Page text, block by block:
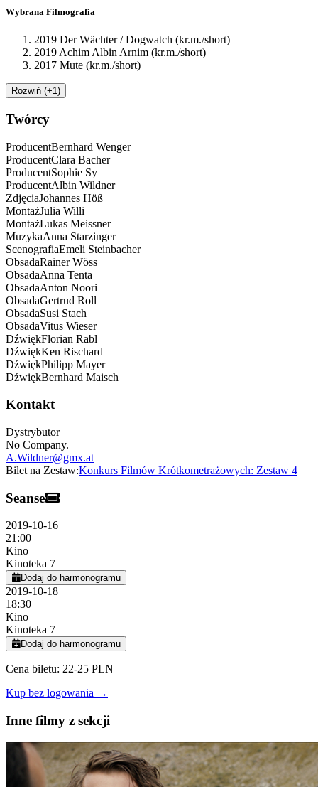
Wybrana Filmografia
2019 Der Wächter / Dogwatch (kr.m./short)
2019 Achim Albin Arnim (kr.m./short)
2017 Mute (kr.m./short)
Rozwiń (+1)
Twórcy
ProducentBernhard Wenger
ProducentClara Bacher
ProducentSophie Sy
ProducentAlbin Wildner
ZdjęciaJohannes Höß
MontażJulia Willi
MontażLukas Meissner
MuzykaAnna Starzinger
ScenografiaEmeli Steinbacher
ObsadaRainer Wöss
ObsadaAnna Tenta
ObsadaAnton Noori
ObsadaGertrud Roll
ObsadaSusi Stach
ObsadaVitus Wieser
DźwiękFlorian Rabl
DźwiękKen Rischard
DźwiękPhilipp Mayer
DźwiękBernhard Maisch
Kontakt
Dystrybutor
No Company.
A.Wildner@gmx.at
Bilet na Zestaw:Konkurs Filmów Krótkometrażowych: Zestaw 4
Seanse
2019-10-16
21:00
Kino
Kinoteka 7
Dodaj do harmonogramu
2019-10-18
18:30
Kino
Kinoteka 7
Dodaj do harmonogramu
Cena biletu: 22-25 PLN
Kup bez logowania →
Inne filmy z sekcji